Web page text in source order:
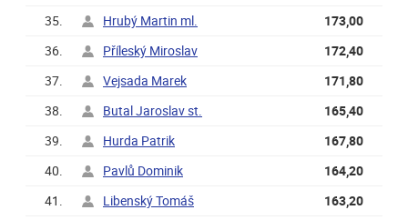
35.
Hrubý Martin ml.
173,00
36.
Příleský Miroslav
172,40
37.
Vejsada Marek
171,80
38.
Butal Jaroslav st.
165,40
39.
Hurda Patrik
167,80
40.
Pavlů Dominik
164,20
41.
Libenský Tomáš
163,20